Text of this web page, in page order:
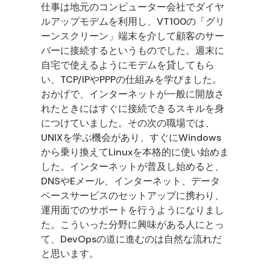
仕事は地元のコンピューター会社でダイヤ
ルアップモデムを利用し、VT100の「グリ
ーンスクリーン」端末を介して顧客のサー
バーに接続するというものでした。週末に
自宅で使えるようにモデムを貸してもら
い、TCP/IPやPPPの仕組みを学びました。
おかげで、インターネットが一般に開放さ
れたときにはすぐに接続できるスキルを身
につけていました。その次の職場では、
UNIXを学ぶ機会があり、すぐにWindows
から乗り換えてLinuxを本格的に使い始めま
した。インターネットが普及し始めると、
DNSやEメール、インターネット、データ
ベースサービスのセットアップに携わり、
運用面でのサポートを行うようになりまし
た。こういった分野に興味がある人にとっ
て、DevOpsの道に進むのは自然な流れだ
と思います。